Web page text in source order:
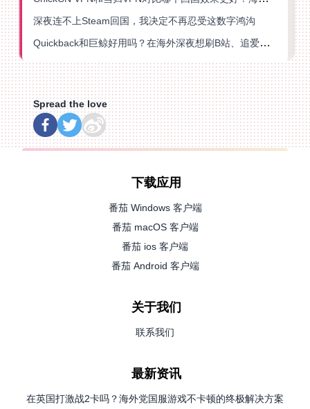
深夜连不上Steam回国，我决定不再忍受这数字鸿沟
Quickback和巨鲸好用吗？在海外深夜想刷B站、追爱奇艺的你，或许正需要这份答案
Spread the love
下载应用
番茄 Windows 客户端
番茄 macOS 客户端
番茄 ios 客户端
番茄 Android 客户端
关于我们
联系我们
最新资讯
在英国打激战2卡吗？海外党国服游戏不卡顿的终极解决方案